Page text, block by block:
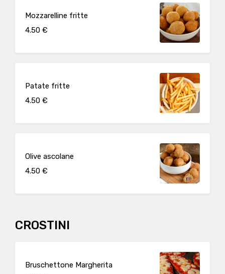
Mozzarelline fritte
4.50 €
Patate fritte
4.50 €
Olive ascolane
4.50 €
CROSTINI
Bruschettone Margherita